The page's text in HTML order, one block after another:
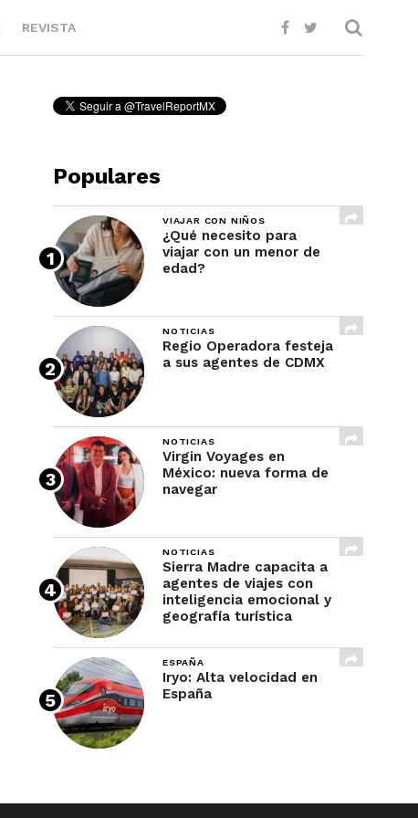
REVISTA
Populares
VIAJAR CON NIÑOS
¿Qué necesito para
viajar con un menor de
edad?
NOTICIAS
Regio Operadora festeja
a sus agentes de CDMX
NOTICIAS
Virgin Voyages en
México: nueva forma de
navegar
NOTICIAS
Sierra Madre capacita a
agentes de viajes con
inteligencia emocional y
geografía turística
ESPAÑA
Iryo: Alta velocidad en
España